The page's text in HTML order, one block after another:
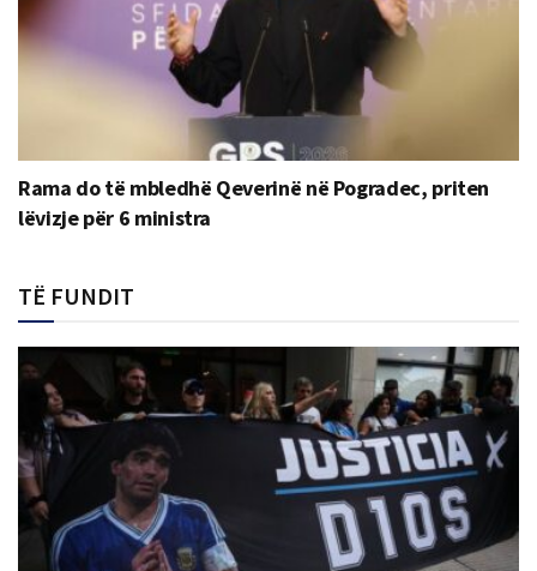
Rama do të mbledhë Qeverinë në Pogradec, priten
lëvizje për 6 ministra
TË FUNDIT